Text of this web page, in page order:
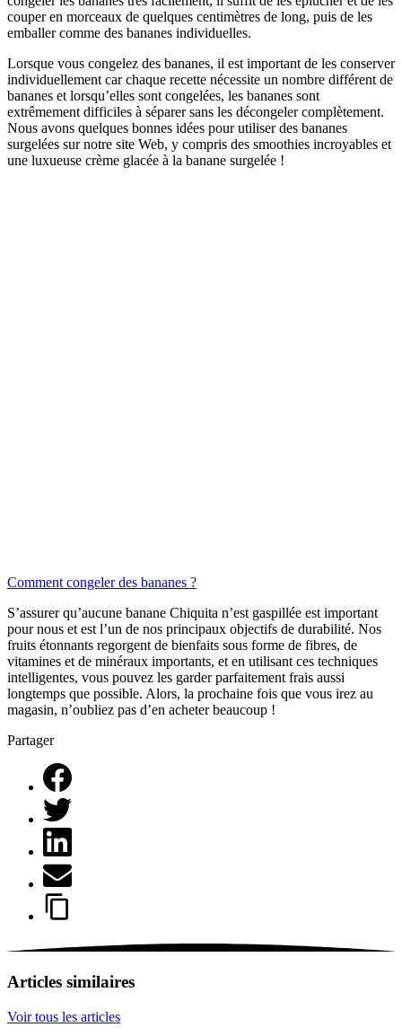
couper en morceaux de quelques centimètres de long, puis de les
emballer comme des bananes individuelles.
Lorsque vous congelez des bananes, il est important de les conserver
individuellement car chaque recette nécessite un nombre différent de
bananes et lorsqu’elles sont congelées, les bananes sont
extrêmement difficiles à séparer sans les décongeler complètement.
Nous avons quelques bonnes idées pour utiliser des bananes
surgelées sur notre site Web, y compris des smoothies incroyables et
une luxueuse crème glacée à la banane surgelée !
Comment congeler des bananes ?
S’assurer qu’aucune banane Chiquita n’est gaspillée est important
pour nous et est l’un de nos principaux objectifs de durabilité. Nos
fruits étonnants regorgent de bienfaits sous forme de fibres, de
vitamines et de minéraux importants, et en utilisant ces techniques
intelligentes, vous pouvez les garder parfaitement frais aussi
longtemps que possible. Alors, la prochaine fois que vous irez au
magasin, n’oubliez pas d’en acheter beaucoup !
Partager
Articles similaires
Voir tous les articles